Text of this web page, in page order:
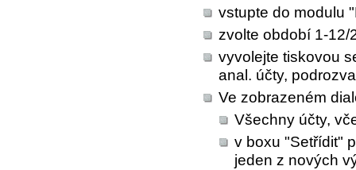
vstupte do modulu
zvolte období 1-12/
vyvolejte tiskovou
anal. účty,
Ve zobrazeném
Všechny účty,
v boxu "Setřídit"
jeden z nových